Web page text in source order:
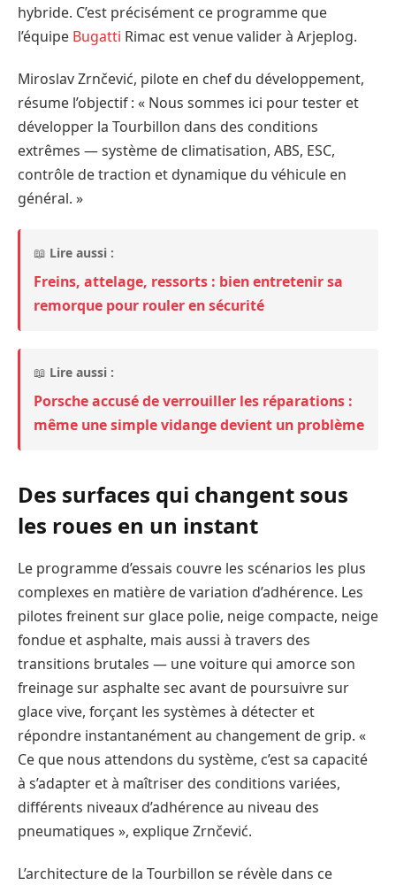
hybride. C’est précisément ce programme que
l’équipe Bugatti Rimac est venue valider à Arjeplog.
Miroslav Zrnčević, pilote en chef du développement,
résume l’objectif : « Nous sommes ici pour tester et
développer la Tourbillon dans des conditions
extrêmes — système de climatisation, ABS, ESC,
contrôle de traction et dynamique du véhicule en
général. »
📖 Lire aussi :
Freins, attelage, ressorts : bien entretenir sa
remorque pour rouler en sécurité
📖 Lire aussi :
Porsche accusé de verrouiller les réparations :
même une simple vidange devient un problème
Des surfaces qui changent sous
les roues en un instant
Le programme d’essais couvre les scénarios les plus
complexes en matière de variation d’adhérence. Les
pilotes freinent sur glace polie, neige compacte, neige
fondue et asphalte, mais aussi à travers des
transitions brutales — une voiture qui amorce son
freinage sur asphalte sec avant de poursuivre sur
glace vive, forçant les systèmes à détecter et
répondre instantanément au changement de grip. «
Ce que nous attendons du système, c’est sa capacité
à s’adapter et à maîtriser des conditions variées,
différents niveaux d’adhérence au niveau des
pneumatiques », explique Zrnčević.
L’architecture de la Tourbillon se révèle dans ce